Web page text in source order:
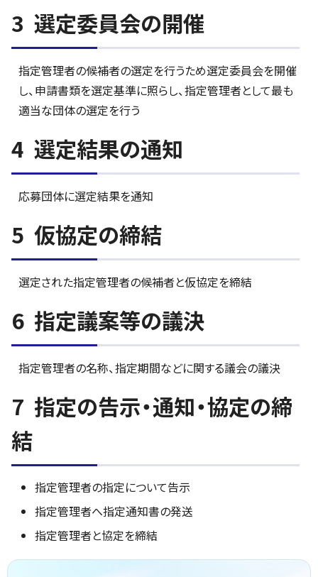
3 選定委員会の開催
指定管理者の候補者の選定を行うため選定委員会を開催
し、申請書類を選定基準に照らし、指定管理者として最も
適当な団体の選定を行う
4 選定結果の通知
応募団体に選定結果を通知
5 仮協定の締結
選定された指定管理者の候補者と仮協定を締結
6 指定議案等の議決
指定管理者の名称、指定期間などに関する議会の議決
7 指定の告示・通知・協定の締
結
指定管理者の指定について告示
指定管理者へ指定通知書の発送
指定管理者と協定を締結